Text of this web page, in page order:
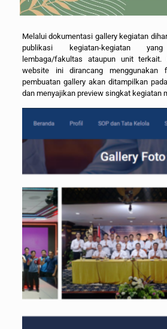
Melalui dokumentasi gallery kegiatan
publikasi kegiatan-kegiatan
lembaga/fakultas ataupun unit
website ini dirancang menggunakan
pembuatan gallery akan ditampilkan
dan menyajikan preview singkat kegiatan